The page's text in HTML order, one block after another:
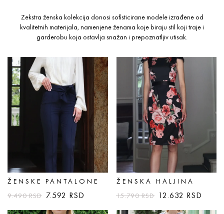
Zekstra ženska kolekcija donosi sofisticirane modele izrađene od
kvalitetnih materijala, namenjene ženama koje biraju stil koji traje i
garderobu koja ostavlja snažan i prepoznatljiv utisak.
ŽENSKE PANTALONE
9.490RSD 7.592 RSD
ŽENSKA HALJINA
15.790RSD 12.632 RSD